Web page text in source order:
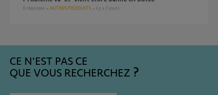
6 réponses AUTRES PRODUITS il y a 7 jours
CE N'EST PAS CE
QUE VOUS RECHERCHEZ